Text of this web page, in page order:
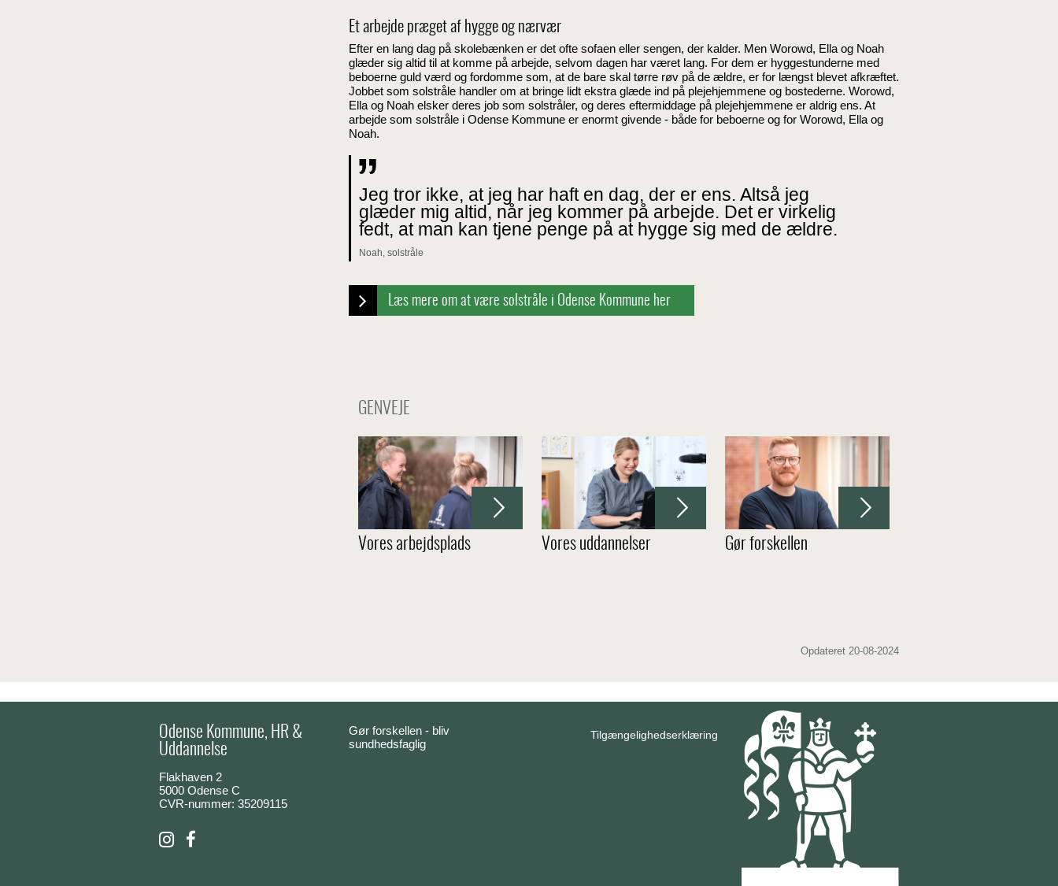
Et arbejde præget af hygge og nærvær
Efter en lang dag på skolebænken er det ofte sofaen eller sengen, der kalder. Men Worowd, Ella og Noah
glæder sig altid til at komme på arbejde, selvom dagen har været lang. For dem er hyggestunderne med
beboerne guld værd og fordomme som, at de bare skal tørre røv på de ældre, er for længst blevet afkræftet.
Jobbet som solstråle handler om at bringe lidt ekstra glæde ind på plejehjemmene og bostederne. Worowd,
Ella og Noah elsker deres job som solstråler, og deres eftermiddage på plejehjemmene er aldrig ens. At
arbejde som solstråle i Odense Kommune er enormt givende - både for beboerne og for Worowd, Ella og
Noah.
Jeg tror ikke, at jeg har haft en dag, der er ens. Altså jeg
glæder mig altid, når jeg kommer på arbejde. Det er virkelig
fedt, at man kan tjene penge på at hygge sig med de ældre.
Noah, solstråle
Læs mere om at være solstråle i Odense Kommune her
GENVEJE
Vores arbejdsplads Vores uddannelser Gør forskellen
Opdateret 20-08-2024
Odense Kommune, HR &
Uddannelse
Flakhaven 2
5000 Odense C
CVR-nummer: 35209115
Gør forskellen - bliv
sundhedsfaglig
Tilgængelighedserklæring